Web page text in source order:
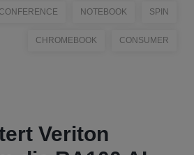
NOTEBOOK SPIN
CHROMEBOOK CONSUMER
Veriton